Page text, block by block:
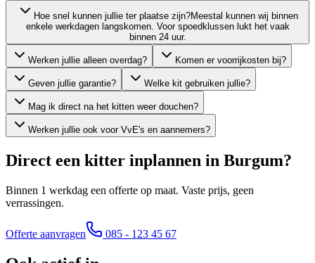
Hoe snel kunnen jullie ter plaatse zijn?Meestal kunnen wij binnen
enkele werkdagen langskomen. Voor spoedklussen lukt het vaak
binnen 24 uur.
Werken jullie alleen overdag? Komen er voorrijkosten bij?
Geven jullie garantie? Welke kit gebruiken jullie?
Mag ik direct na het kitten weer douchen?
Werken jullie ook voor VvE's en aannemers?
Direct een kitter inplannen in Burgum?
Binnen 1 werkdag een offerte op maat. Vaste prijs, geen
verrassingen.
Offerte aanvragen 085 - 123 45 67